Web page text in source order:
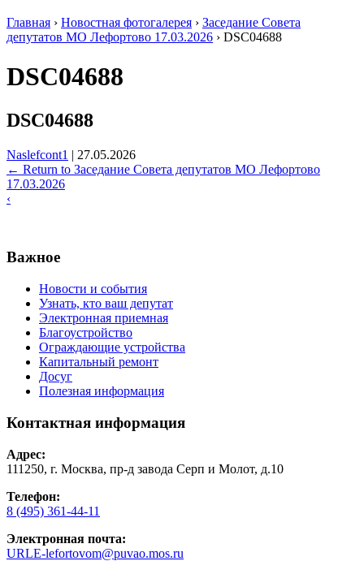
Главная › Новостная фотогалерея › Заседание Совета
депутатов МО Лефортово 17.03.2026 › DSC04688
DSC04688
DSC04688
Naslefcont1 | 27.05.2026
← Return to Заседание Совета депутатов МО Лефортово
17.03.2026
‹
Важное
Новости и события
Узнать, кто ваш депутат
Электронная приемная
Благоустройство
Ограждающие устройства
Капитальный ремонт
Досуг
Полезная информация
Контактная информация
Адрес:
111250, г. Москва, пр-д завода Серп и Молот, д.10
Телефон:
8 (495) 361-44-11
Электронная почта:
URLE-lefortovom@puvao.mos.ru